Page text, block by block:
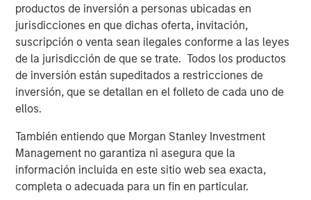
productos de inversión a personas ubicadas en
jurisdicciones en que dichas oferta, invitación,
suscripción o venta sean ilegales conforme a las leyes
de la jurisdicción de que se trate. Todos los productos
de inversión están supeditados a restricciones de
inversión, que se detallan en el folleto de cada uno de
ellos.
También entiendo que Morgan Stanley Investment
Management no garantiza ni asegura que la
información incluida en este sitio web sea exacta,
completa o adecuada para un fin en particular.
CARON’S CORNER
The Blurred Lines Between Growth and Value
Create an Investment Opportunity
Adapting to a Structurally Higher Nominal
World